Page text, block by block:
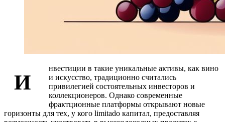
И
нвестиции в такие уникальные активы, как вино
и искусство, традиционно считались
привилегией состоятельных инвесторов и
коллекционеров. Однако современные
фрактционные платформы открывают новые
горизонты для тех, у кого limitado капитал, предоставляя